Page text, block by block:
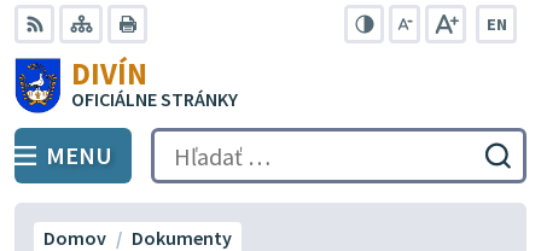
Preskočiť
na
obsah
RSS Mapa
EN
DIVÍN
OFICIÁLNE STRÁNKY
PREPNÚŤ
MENU Hľadať:
Domov Dokumenty